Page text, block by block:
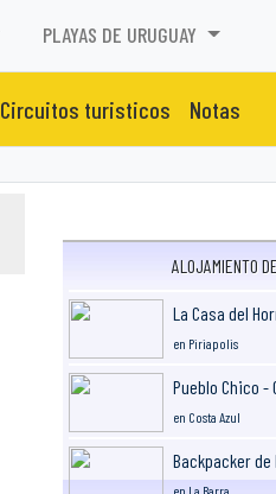
PLAYAS DE URUGUAY
Circuitos turisticos Notas
ALOJAMIENTO
La Casa del
en Piriapolis
Pueblo Chico -
en Costa Azul
Backpacker de
en La Barra